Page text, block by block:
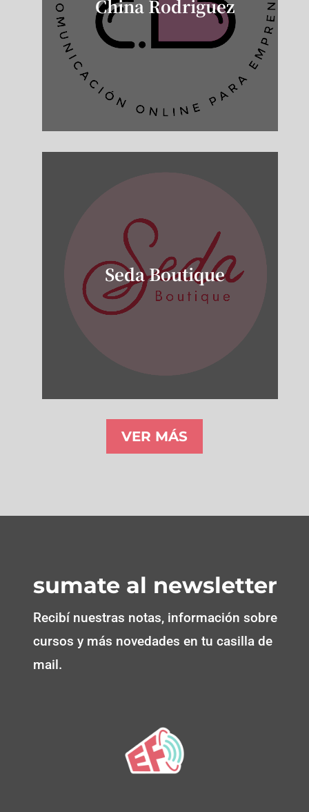
China Rodriguez
Seda Boutique
VER MÁS
sumate al newsletter
Recibí nuestras notas, información sobre
cursos y más novedades en tu casilla de
mail.